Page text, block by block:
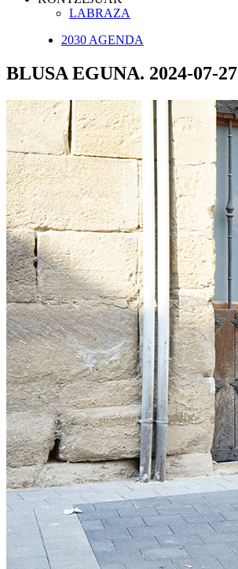
LABRAZA
2030 AGENDA
BLUSA EGUNA. 2024-07-27